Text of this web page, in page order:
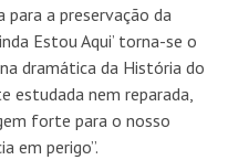
para a preservação da
Estou Aqui’ torna-se o
dramática da História do
estudada nem reparada,
forte para o nosso
em perigo”.